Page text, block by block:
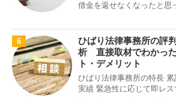
借金を返せなくなったと思
6
ひばり法律事務所の評
析 直接取材でわかっ
ト・デメリット
ひばり法律事務所の特長
実績 緊急性に応じて即レ